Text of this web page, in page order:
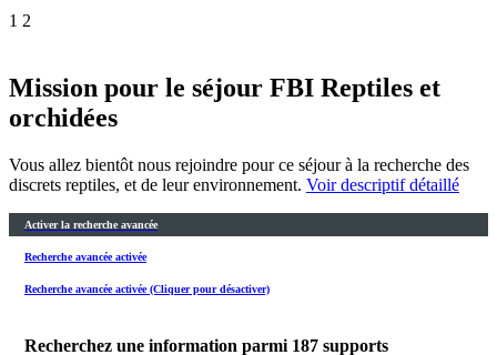
1 2
Mission pour le séjour FBI Reptiles et
orchidées
Vous allez bientôt nous rejoindre pour ce séjour à la recherche des
discrets reptiles, et de leur environnement. Voir descriptif détaillé
Activer la recherche avancée
Recherche avancée activée
Recherche avancée activée (Cliquer pour désactiver)
Recherchez une information parmi 187 supports